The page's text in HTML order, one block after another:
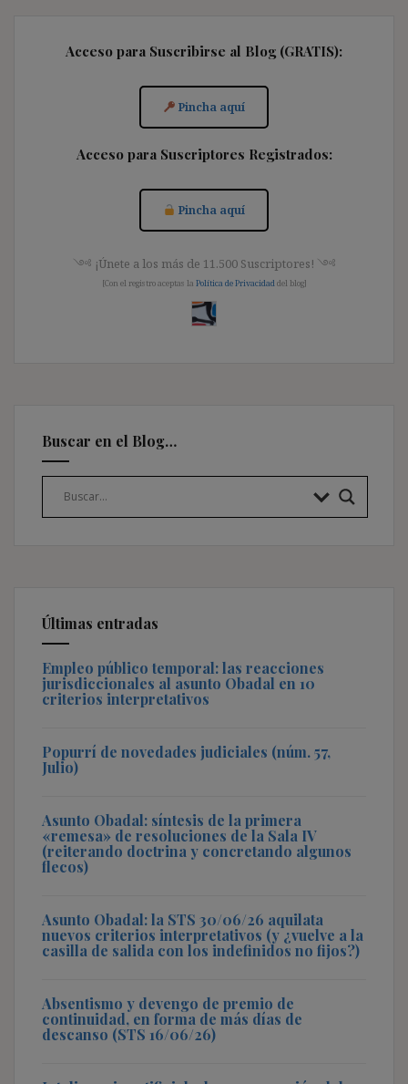
Acceso para Suscribirse al Blog (GRATIS):
Pincha aquí
Acceso para Suscriptores Registrados:
Pincha aquí
༺ ¡Únete a los más de 11.500 Suscriptores! ༺
[Con el registro aceptas la Política de Privacidad del blog]
Buscar en el Blog…
Últimas entradas
Empleo público temporal: las reacciones
jurisdiccionales al asunto Obadal en 10
criterios interpretativos
Popurrí de novedades judiciales (núm. 57,
Julio)
Asunto Obadal: síntesis de la primera
«remesa» de resoluciones de la Sala IV
(reiterando doctrina y concretando algunos
flecos)
Asunto Obadal: la STS 30/06/26 aquilata
nuevos criterios interpretativos (y ¿vuelve a la
casilla de salida con los indefinidos no fijos?)
Absentismo y devengo de premio de
continuidad, en forma de más días de
descanso (STS 16/06/26)